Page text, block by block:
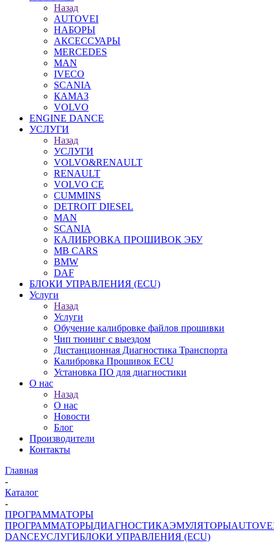
Назад
AUTOVEI
НАБОРЫ
АКСЕССУАРЫ
MERCEDES
MAN
IVECO
SCANIA
КАМАЗ
VOLVO
ENGINE DANCE
УСЛУГИ
Назад
УСЛУГИ
VOLVO&RENAULT
RENAULT
VOLVO CE
CUMMINS
DETROIT DIESEL
MAN
SCANIA
КАЛИБРОВКА ПРОШИВОК ЭБУ
MB CARS
BMW
DAF
БЛОКИ УПРАВЛЕНИЯ (ECU)
Услуги
Назад
Услуги
Обучение калибровке файлов прошивки
Чип тюнинг с выездом
Дистанционная Диагностика Транспорта
Калибровка Прошивок ECU
Установка ПО для диагностики
О нас
Назад
О нас
Новости
Блог
Производители
Контакты
Главная
-
Каталог
-
ПРОГРАММАТОРЫ
ПРОГРАММАТОРЫДИАГНОСТИКАЭМУЛЯТОРЫ
DANCEУСЛУГИБЛОКИ УПРАВЛЕНИЯ (ECU)